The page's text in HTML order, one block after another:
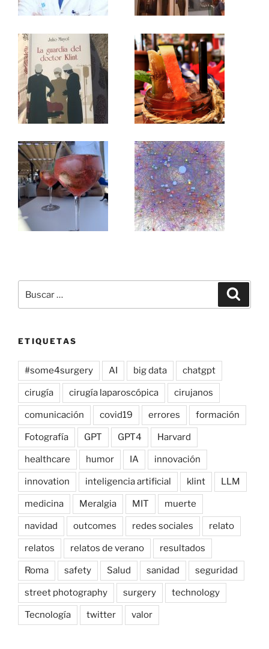
por:
ETIQUETAS
#some4surgery AI big data chatgpt
cirugía cirugía laparoscópica cirujanos
comunicación covid19 errores formación
Fotografía GPT GPT4 Harvard
healthcare humor IA innovación
innovation inteligencia artificial klint LLM
medicina Meralgia MIT muerte
navidad outcomes redes sociales relato
relatos relatos de verano resultados
Roma safety Salud sanidad seguridad
street photography surgery technology
Tecnología twitter valor